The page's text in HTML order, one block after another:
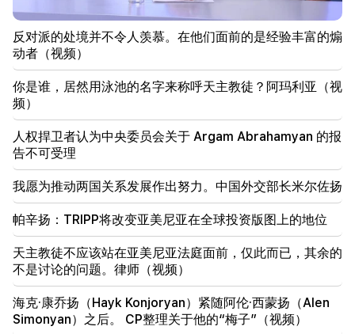
“重罪犯想要从医院买一个甜甜圈。” Gor Hakobyan
亲手为儿子制作甜甜圈（视频）
21:19
塔斯社：美国特使未来10天内可能访问基辅和莫斯科
20:57
影响者因政治广告将被罚款 5,000 美元
20:38
你是谁，居然用泳池的名字来称呼天主教徒？阿玛利亚
（视频）
20:20
钱会像河流一样流动。这三个生肖八月下旬发财
19:36
Sayat Nova 的一栋高层建筑发生大火。居民已被疏散
19:34 重要的
反对派的处境并不令人羡慕。在他们面前的是经验丰富的煽
动者（视频）
你是谁，居然用泳池的名字来称呼天主教徒？阿玛利亚（视
频）
人权捍卫者认为中央委员会关于 Argam Abrahamyan 的报
告不可受理
我愿为推动两国关系发展作出努力。中国外交部长米尔佐扬
帕辛扬：TRIPP将改变亚美尼亚在全球投资版图上的地位
天主教徒不应该站在亚美尼亚法庭面前，仅此而已，其余的
不是讨论的问题。律师（视频）
海克·康乔扬（Hayk Konjoryan）紧随阿伦·西蒙扬（Alen
Simonyan）之后。 CP整理关于他的“梅子”（视频）